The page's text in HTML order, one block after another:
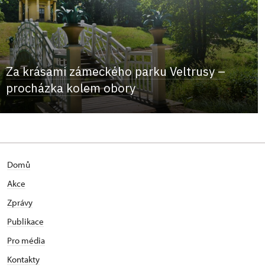
Za krásami zámeckého parku Veltrusy –
procházka kolem obory
Domů
Akce
Zprávy
Publikace
Pro média
Kontakty